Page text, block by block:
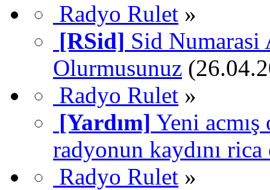
Radyo Rulet »
[RSid] Sid
Olurmusunuz
Radyo Rulet »
[Yardım] Yeni
radyonun kaydını
Radyo Rulet »